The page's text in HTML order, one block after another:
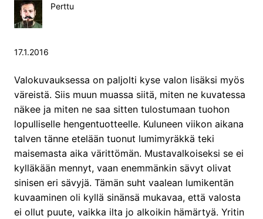
Perttu
17.1.2016
Valokuvauksessa on paljolti kyse valon lisäksi myös
väreistä. Siis muun muassa siitä, miten ne kuvatessa
näkee ja miten ne saa sitten tulostumaan tuohon
lopulliselle hengentuotteelle. Kuluneen viikon aikana
talven tänne etelään tuonut lumimyräkkä teki
maisemasta aika värittömän. Mustavalkoiseksi se ei
kylläkään mennyt, vaan enemmänkin sävyt olivat
sinisen eri sävyjä. Tämän suht vaalean lumikentän
kuvaaminen oli kyllä sinänsä mukavaa, että valosta
ei ollut puute, vaikka ilta jo alkoikin hämärtyä. Yritin